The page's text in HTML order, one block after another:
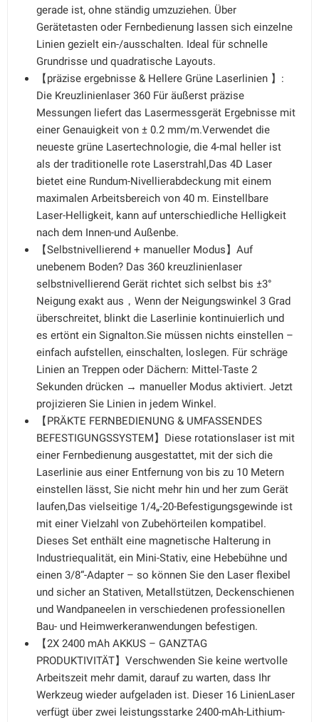
gerade ist, ohne ständig umzuziehen. Über
Gerätetasten oder Fernbedienung lassen sich einzelne
Linien gezielt ein-/ausschalten. Ideal für schnelle
Grundrisse und quadratische Layouts.
【präzise ergebnisse & Hellere Grüne Laserlinien 】:
Die Kreuzlinienlaser 360 Für äußerst präzise
Messungen liefert das Lasermessgerät Ergebnisse mit
einer Genauigkeit von ± 0.2 mm/m.Verwendet die
neueste grüne Lasertechnologie, die 4-mal heller ist
als der traditionelle rote Laserstrahl,Das 4D Laser
bietet eine Rundum-Nivellierabdeckung mit einem
maximalen Arbeitsbereich von 40 m. Einstellbare
Laser-Helligkeit, kann auf unterschiedliche Helligkeit
nach dem Innen-und Außenbe.
【Selbstnivellierend + manueller Modus】Auf
unebenem Boden? Das 360 kreuzlinienlaser
selbstnivellierend Gerät richtet sich selbst bis ±3°
Neigung exakt aus，Wenn der Neigungswinkel 3 Grad
überschreitet, blinkt die Laserlinie kontinuierlich und
es ertönt ein Signalton.Sie müssen nichts einstellen –
einfach aufstellen, einschalten, loslegen. Für schräge
Linien an Treppen oder Dächern: Mittel-Taste 2
Sekunden drücken → manueller Modus aktiviert. Jetzt
projizieren Sie Linien in jedem Winkel.
【PRÄKTE FERNBEDIENUNG & UMFASSENDES
BEFESTIGUNGSSYSTEM】Diese rotationslaser ist mit
einer Fernbedienung ausgestattet, mit der sich die
Laserlinie aus einer Entfernung von bis zu 10 Metern
einstellen lässt, Sie nicht mehr hin und her zum Gerät
laufen,Das vielseitige 1/4„-20-Befestigungsgewinde ist
mit einer Vielzahl von Zubehörteilen kompatibel.
Dieses Set enthält eine magnetische Halterung in
Industriequalität, ein Mini-Stativ, eine Hebebühne und
einen 3/8“-Adapter – so können Sie den Laser flexibel
und sicher an Stativen, Metallstützen, Deckenschienen
und Wandpaneelen in verschiedenen professionellen
Bau- und Heimwerkeranwendungen befestigen.
【2X 2400 mAh AKKUS – GANZTAG
PRODUKTIVITÄT】Verschwenden Sie keine wertvolle
Arbeitszeit mehr damit, darauf zu warten, dass Ihr
Werkzeug wieder aufgeladen ist. Dieser 16 LinienLaser
verfügt über zwei leistungsstarke 2400-mAh-Lithium-